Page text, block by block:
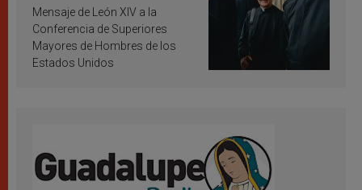
inspiración y santificación
Mensaje de León XIV a la
Conferencia de Superiores
Mayores de Hombres de los
Estados Unidos